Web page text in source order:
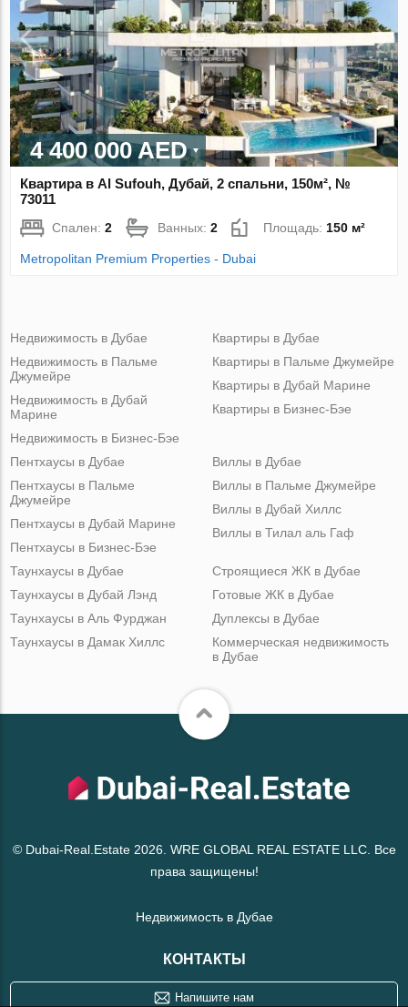
4 400 000 AED
Квартира в Al Sufouh, Дубай, 2 спальни, 150м², №
73011
Спален:2 Ванных:2 Площадь: 150 м²
Metropolitan Premium Properties - Dubai
Недвижимость в Дубае
Недвижимость в Пальме
Джумейре
Недвижимость в Дубай
Марине
Недвижимость в Бизнес-Бэе
Квартиры в Дубае
Квартиры в Пальме Джумейре
Квартиры в Дубай Марине
Квартиры в Бизнес-Бэе
Пентхаусы в Дубае
Пентхаусы в Пальме
Джумейре
Пентхаусы в Дубай Марине
Пентхаусы в Бизнес-Бэе
Виллы в Дубае
Виллы в Пальме Джумейре
Виллы в Дубай Хиллс
Виллы в Тилал аль Гаф
Таунхаусы в Дубае
Таунхаусы в Дубай Лэнд
Таунхаусы в Аль Фурджан
Таунхаусы в Дамак Хиллс
Строящиеся ЖК в Дубае
Готовые ЖК в Дубае
Дуплексы в Дубае
Коммерческая недвижимость
в Дубае
© Dubai-Real.Estate 2026. WRE GLOBAL REAL ESTATE LLC. Все
права защищены!
Недвижимость в Дубае
КОНТАКТЫ
Напишите нам